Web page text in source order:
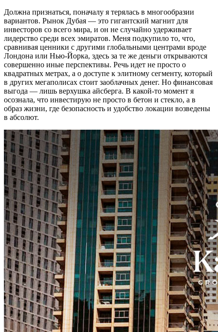
Должна признаться, поначалу я терялась в многообразии
вариантов. Рынок Дубая — это гигантский магнит для
инвесторов со всего мира, и он не случайно удерживает
лидерство среди всех эмиратов. Меня подкупило то, что,
сравнивая ценники с другими глобальными центрами вроде
Лондона или Нью-Йорка, здесь за те же деньги открываются
совершенно иные перспективы. Речь идет не просто о
квадратных метрах, а о доступе к элитному сегменту, который
в других мегаполисах стоит заоблачных денег. Но финансовая
выгода — лишь верхушка айсберга. В какой-то момент я
осознала, что инвестирую не просто в бетон и стекло, а в
образ жизни, где безопасность и удобство локации возведены
в абсолют.